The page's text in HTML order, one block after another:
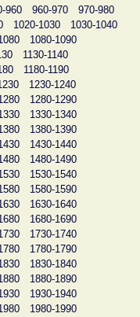
960 960-970
970-980
1020-1030
1030-1040
1080-1090
1130-1140
1180-1190
1230-1240
1280-1290
1330-1340
1380-1390
1430-1440
1480-1490
1530-1540
1580-1590
1630-1640
1680-1690
1730-1740
1780-1790
1830-1840
1880-1890
1930-1940
1980-1990